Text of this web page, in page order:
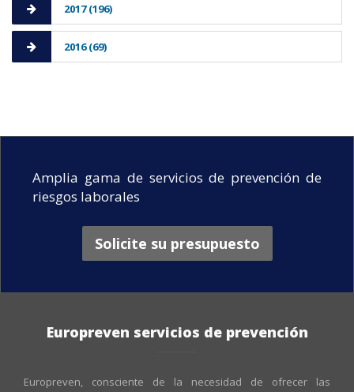
2017 (196)
2016 (69)
Amplia gama de servicios de prevención de
riesgos laborales
Solicite su presupuesto
Europreven servicios de prevención
Europreven, consciente de la necesidad de ofrecer las